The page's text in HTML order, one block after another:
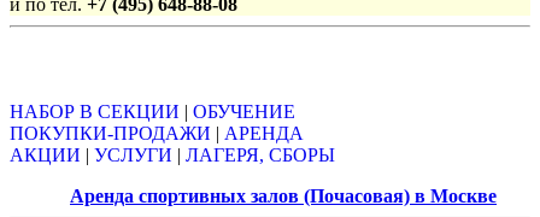
и по тел. +7 (495) 648-88-08
НАБОР В СЕКЦИИ | ОБУЧЕНИЕ
ПОКУПКИ-ПРОДАЖИ | АРЕНДА
АКЦИИ | УСЛУГИ | ЛАГЕРЯ, СБОРЫ
Аренда спортивных залов (Почасовая) в Москве